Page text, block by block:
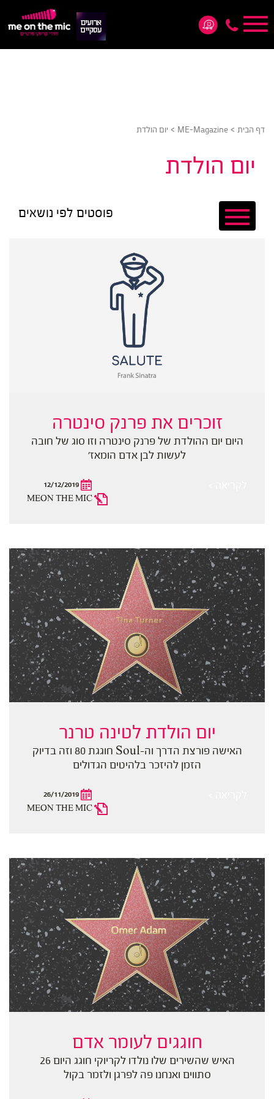
Toggle
navigation
*5876
דף הבית >
ME-Magazine
> יום הולדת
יום הולדת
פוסטים לפי נושאים
Toggle
navigation
זוכרים את פרנק סינטרה
היום יום ההולדת של פרנק סינטרה וזו סוג של חובה
לעשות לבן אדם הומאז'
12/12/2019
MEON THE MIC
יום הולדת לטינה טרנר
האישה פורצת הדרך וה-Soul חוגגת 80 וזה בדיוק
הזמן להיזכר בלהיטים הגדולים
26/11/2019
MEON THE MIC
חוגגים לעומר אדם
האיש שהשירים שלו נולדו לקריוקי חוגג היום 26
סתווים ואנחנו פה לפרגן ולזמר בקול